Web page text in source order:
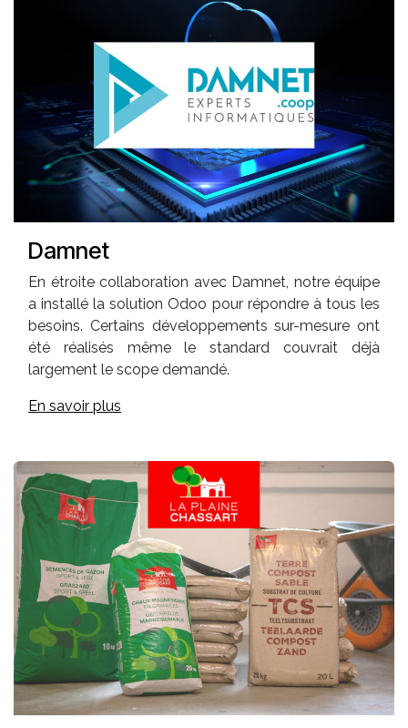
Damnet
En étroite collaboration avec Damnet, notre équipe
a installé la solution Odoo pour répondre à tous les
besoins. Certains développements sur-mesure ont
été réalisés même le standard couvrait déjà
largement le scope demandé.
En savoir plus